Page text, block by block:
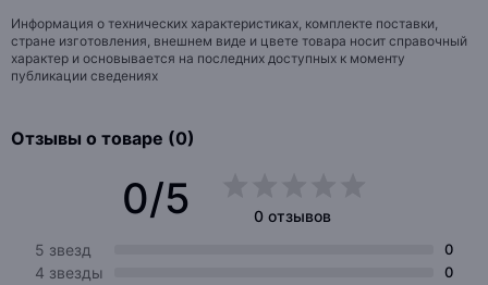
Информация о технических характеристиках, комплекте поставки,
стране изготовления, внешнем виде и цвете товара носит справочный
характер и основывается на последних доступных к моменту
публикации сведениях
Отзывы о товаре (0)
0/5
0 отзывов
5 звезд
0
4 звезды 0